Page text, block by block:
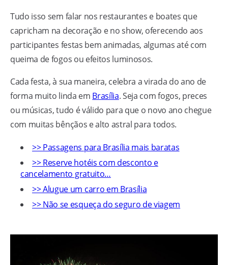
Tudo isso sem falar nos restaurantes e boates que
capricham na decoração e no show, oferecendo aos
participantes festas bem animadas, algumas até com
queima de fogos ou efeitos luminosos.
Cada festa, à sua maneira, celebra a virada do ano de
forma muito linda em Brasília. Seja com fogos, preces
ou músicas, tudo é válido para que o novo ano chegue
com muitas bênçãos e alto astral para todos.
>> Passagens para Brasília mais baratas
>> Reserve hotéis com desconto e
cancelamento gratuito…
>> Alugue um carro em Brasília
>> Não se esqueça do seguro de viagem